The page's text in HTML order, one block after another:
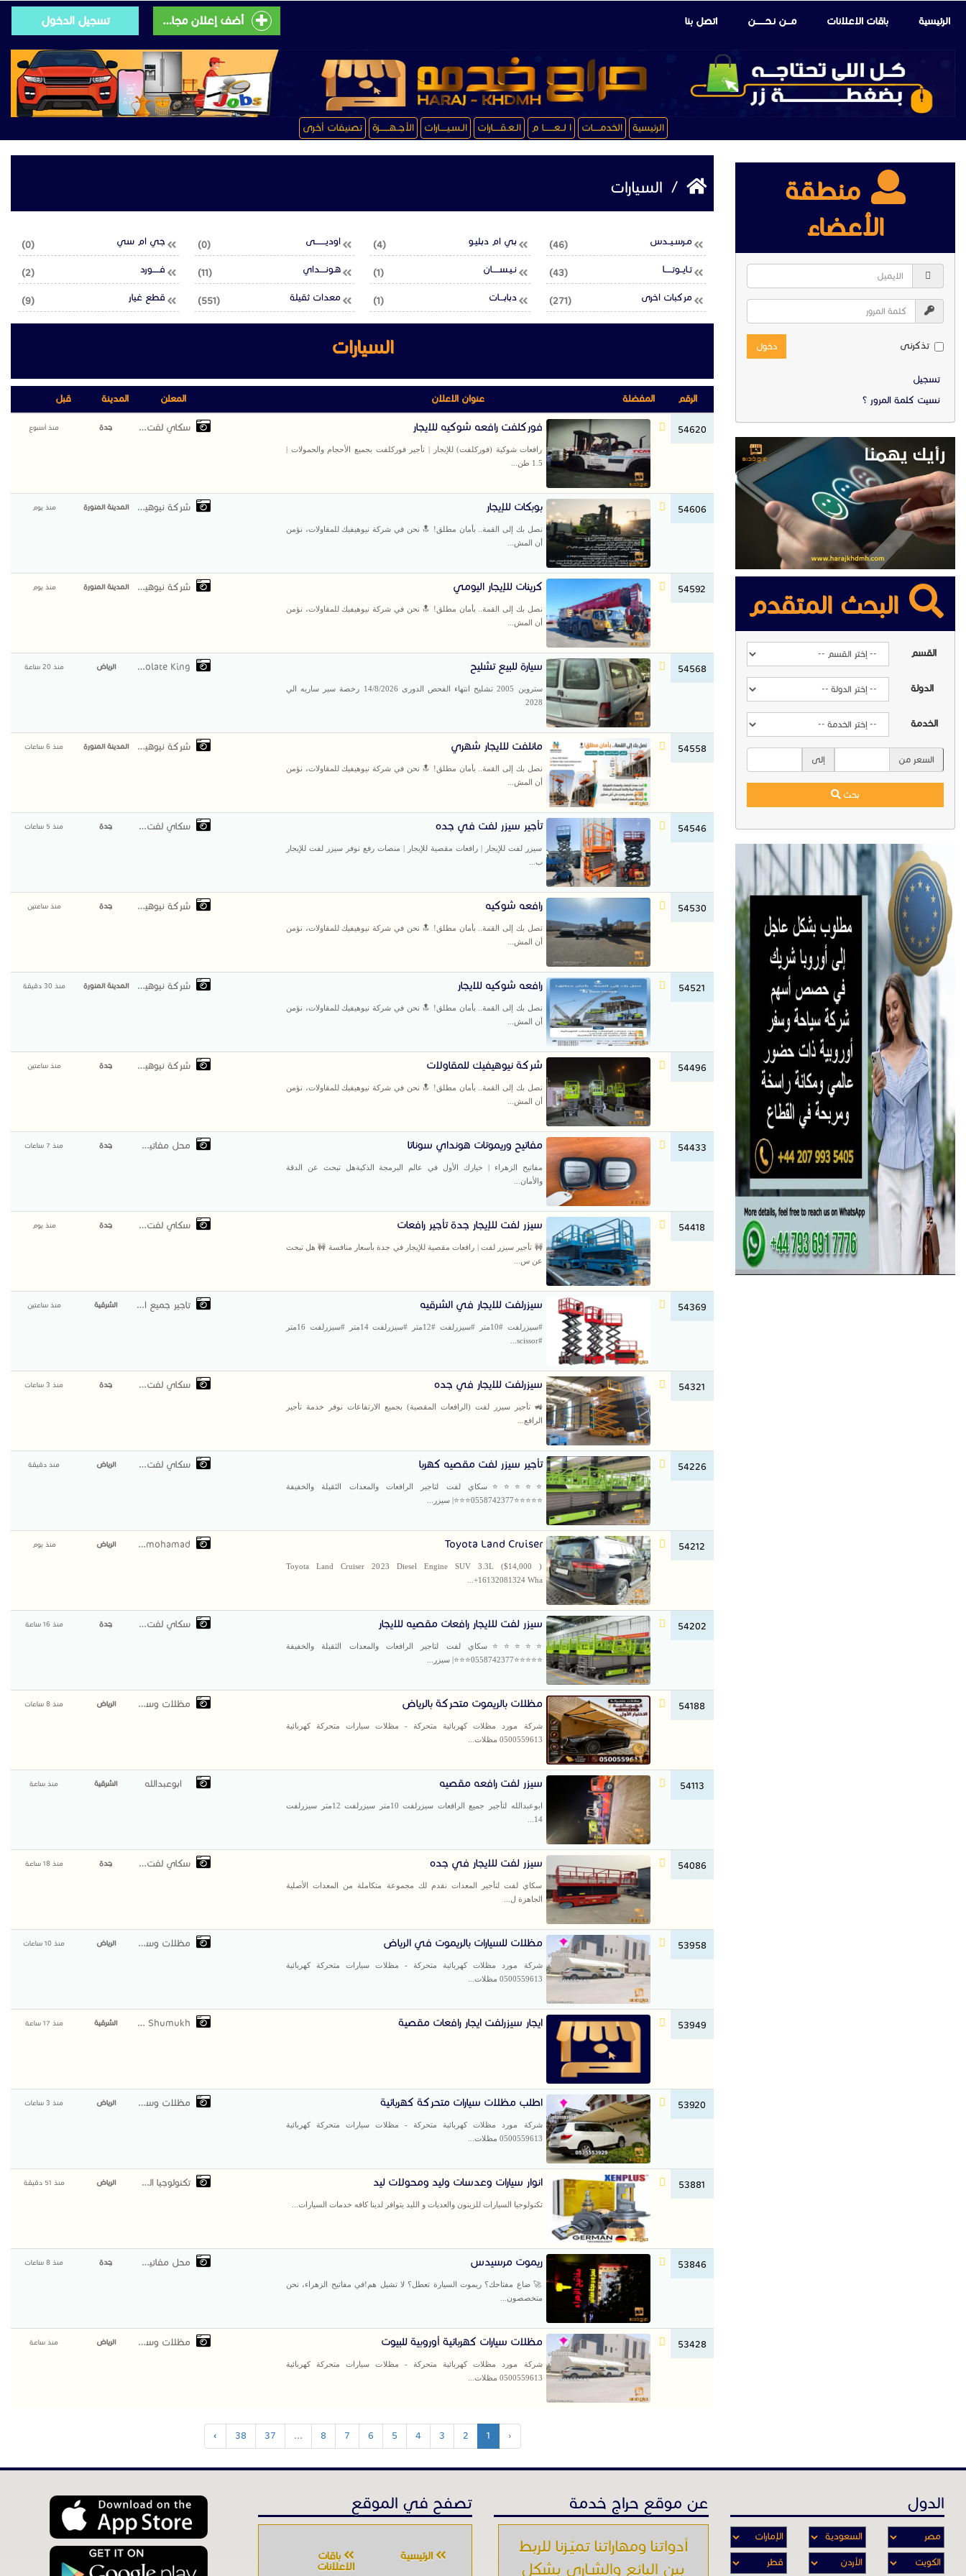
الرئيسية باقات الإعلانات مـــن نـحـــــــن اتصل بنا أضف إعلان مجانى تسجيل الدخول
الرئيسية الخدمـــــات ا لــعـــــــا م الـعـقـــــارات الـسـيـــــارات الأجــهـــــــزة تصنيفات أخرى
منطقة
الأعضاء
تذكرنى دخول
تسجيل
نسيت كلمة المرور ؟
البحث المتقدم
القسم
الدولة
الخدمة
السعر من إلى
بحث
/ السيارات
(46) مـرسـيــدس (4) بي ام دبليـو (0) اوديـــــــى (0) جي ام سي
(43) تـايــوتـــــا (1) نـيـســـــان (11) هـونــــداي (2) فـــــورد
(271) مركبات اخرى (1) دبابـــات (551) معدات ثقيلة (9) قطع غيار
السيارات
الرقم المفضلة عنوان الاعلان المعلن المدينة قبل
54620 فوركلفت رافعه شوكيه للايجار
رافعات شوكية (فوركلفت) للإيجار | تأجير فوركلفت بجميع الأحجام والحمولات |
1.5 طن...
سكاي لفت لتاجير جدة منذ أسبوع
54606 بوبكات للإيجار
نصل بك إلى القمة.. بأمان مطلق! 🔝 نحن ​في شركة نيوهيفيك للمقاولات، نؤمن
أن المش...
شركة نيوهيفيك للمقاو المدينة المنورة منذ يوم
54592 كرينات للإيجار اليومي
نصل بك إلى القمة.. بأمان مطلق! 🔝 نحن ​في شركة نيوهيفيك للمقاولات، نؤمن
أن المش...
شركة نيوهيفيك للمقاو المدينة المنورة منذ يوم
54568 سيارة للبيع تشليح
ستروين 2005 تشليح انتهاء الفحص الدورى 14/8/2026 رخصة سير ساريه الي
2028
The Chocolate King الرياض منذ 20 ساعة
54558 مانلفت للايجار شهري
نصل بك إلى القمة.. بأمان مطلق! 🔝 نحن ​في شركة نيوهيفيك للمقاولات، نؤمن
أن المش...
شركة نيوهيفيك للمقاو المدينة المنورة منذ 6 ساعات
54546 تأجير سيزر لفت في جده
سيزر لفت للإيجار | رافعات مقصية للإيجار | منصات رفع نوفر سيزر لفت للإيجار
ب...
سكاي لفت لتاجير جدة منذ 5 ساعات
54530 رافعه شوكيه
نصل بك إلى القمة.. بأمان مطلق! 🔝 نحن ​في شركة نيوهيفيك للمقاولات، نؤمن
أن المش...
شركة نيوهيفيك للمقاو جدة منذ ساعتين
54521 رافعه شوكيه للايجار
نصل بك إلى القمة.. بأمان مطلق! 🔝 نحن ​في شركة نيوهيفيك للمقاولات، نؤمن
أن المش...
شركة نيوهيفيك للمقاو المدينة المنورة منذ 30 دقيقة
54496 شركة نيوهيفيك للمقاولات
نصل بك إلى القمة.. بأمان مطلق! 🔝 نحن ​في شركة نيوهيفيك للمقاولات، نؤمن
أن المش...
شركة نيوهيفيك للمقاو جدة منذ ساعتين
54433 مفاتيح وريموتات هونداي سوناتا
مفاتيح الزهراء | خيارك الأول في عالم البرمجة الذكية ​هل تبحث عن الدقة
والأمان...
محل مفاتيح الزهراء جدة منذ 7 ساعات
54418 سيزر لفت للإيجار جدة تأجير رافعات
🚧 تأجير سيزر لفت | رافعات مقصية للإيجار في جدة بأسعار منافسة 🚧 هل تبحث
عن س...
سكاي لفت لتاجير جدة منذ يوم
54369 سيزرلفت للايجار في الشرقيه
#سيزرلفت #10متر #سيزرلفت #12متر #سيزرلفت 14متر #سيزرلفت 16متر
#scissor...
تاجير جميع الرافعات الشرقية منذ ساعتين
54321 سيزرلفت للايجار في جده
🚜 تأجير سيزر لفت (الرافعات المقصية) بجميع الارتفاعات نوفر خدمة تأجير
الرافع...
سكاي لفت لتاجير جدة منذ 3 ساعات
54226 تأجير سيزر لفت مقصيه كهربا
⭐⭐⭐⭐⭐سكاي لفت لتاجير الرافعات والمعدات الثقيلة والخفيفة
⭐⭐⭐⭐⭐0558742377⭐⭐⭐| سيزر...
سكاي لفت لتاجير الرياض منذ دقيقة
54212
Toyota Land Cruiser
Toyota Land Cruiser 2023 Diesel Engine SUV 3.3L ($14,000 )
+16132081324 Wha...
TAHA mohamad الرياض منذ يوم
54202 سيزر لفت للايجار رافعات مقصيه للايجار
⭐⭐⭐⭐⭐سكاي لفت لتاجير الرافعات والمعدات الثقيلة والخفيفة
⭐⭐⭐⭐⭐0558742377⭐⭐⭐| سيزر...
سكاي لفت لتاجير جدة منذ 16 ساعة
54188 مظلات بالريموت متحركة بالرياض
شركة مورد مظلات كهربائية متحركة - مظلات سيارات متحركة كهربائية
0500559613 مظلات...
مظلات وسواتر التخصصي الرياض منذ 8 ساعات
54113 سيزر لفت رافعه مقصيه
ابوعبدالله لتأجير جميع الرافعات سيزرلفت 10متر سيزرلفت 12متر سيزرلفت
14...
ابوعبدالله الشرقية منذ ساعة
54086 سيزر لفت للايجار في جده
سكاي لفت لتأجير المعدات نقدم لك مجموعة متكاملة من المعدات الأصلية
الجاهزة ل...
سكاي لفت لتاجير جدة منذ 18 ساعة
53958 مظلات للسيارات بالريموت في الرياض
شركة مورد مظلات كهربائية متحركة - مظلات سيارات متحركة كهربائية
0500559613 مظلات...
مظلات وسواتر التخصصي الرياض منذ 10 ساعات
53949 ايجار سيزرلفت ايجار رافعات مقصية Advanced Shumukh الشرقية منذ 17 ساعة
53920 اطلب مظلات سيارات متحركة كهربائية
شركة مورد مظلات كهربائية متحركة - مظلات سيارات متحركة كهربائية
0500559613 مظلات...
مظلات وسواتر التخصصي الرياض منذ 3 ساعات
53881 انوار سيارات وعدسات وليد ومحولات ليد
تكنولوجيا السيارات للزينون والعديات و الليد يتوافر لدينا كافه خدمات السيارات...
تكنولوجيا السيارات الرياض منذ 51 دقيقة
53846 ريموت مرسيدس
​🚀 ضاع مفتاحك؟ ريموت السيارة تعطل؟ لا تشيل هم! ​في مفاتيح الزهراء، نحن
متخصصون...
محل مفاتيح الزهراء جدة منذ 8 ساعات
53428 مظلات سيارات كهربائية أوروبية للبيوت
شركة مورد مظلات كهربائية متحركة - مظلات سيارات متحركة كهربائية
0500559613 مظلات...
مظلات وسواتر التخصصي الرياض منذ ساعة
‹
1
2
3
4
5
6
7
8
...
37
38
›
الدول عن موقع حراج خدمة
أدواتنا ومهاراتنا تميّـزنا للربط
بين البائع والشـاري بشكل
تصفح في الموقع
الرئيسية
باقات
الإعلانات